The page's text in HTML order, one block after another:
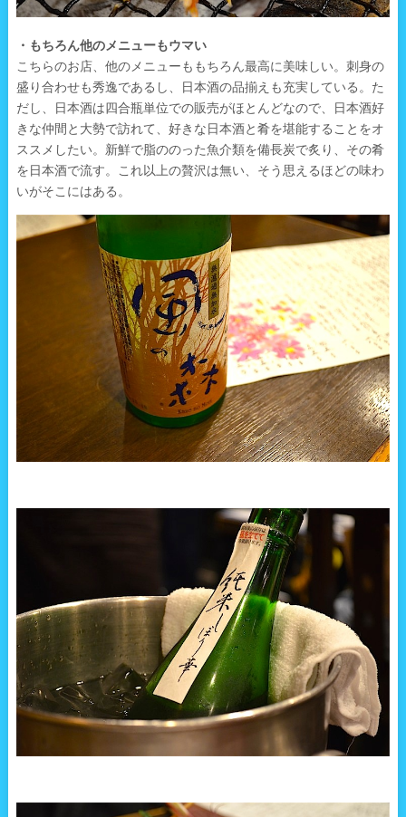
・もちろん他のメニューもウマい
こちらのお店、他のメニューももちろん最高に美味しい。刺身の
盛り合わせも秀逸であるし、日本酒の品揃えも充実している。た
だし、日本酒は四合瓶単位での販売がほとんどなので、日本酒好
きな仲間と大勢で訪れて、好きな日本酒と肴を堪能することをオ
ススメしたい。新鮮で脂ののった魚介類を備長炭で炙り、その肴
を日本酒で流す。これ以上の贅沢は無い、そう思えるほどの味わ
いがそこにはある。